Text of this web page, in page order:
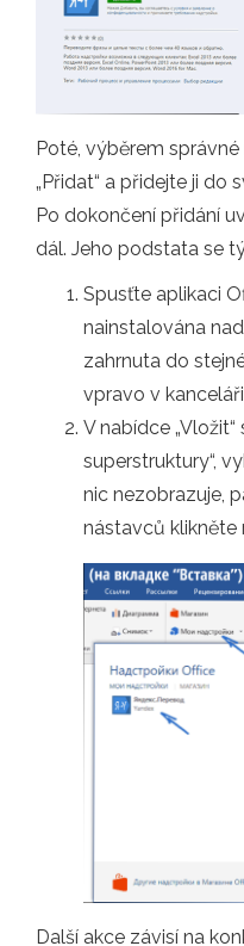
Poté, výběrem
„Přidat“ a přidejte ji do
Po dokončení přidání
dál. Jeho podstata se
Spusťte aplikaci
nainstalována
zahrnuta do
vpravo v
V nabídce
superstruktury“,
nic nezobrazuje,
nástavců klikněte
Další akce závisí na